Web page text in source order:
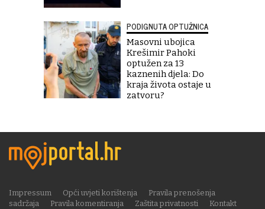
PODIGNUTA OPTUŽNICA
Masovni ubojica
Krešimir Pahoki
optužen za 13
kaznenih djela: Do
kraja života ostaje u
zatvoru?
Impressum Opći uvjeti korištenja
Pravila prenošenja
sadržaja
Pravila komentiranja Zaštita privatnosti
Kontakt